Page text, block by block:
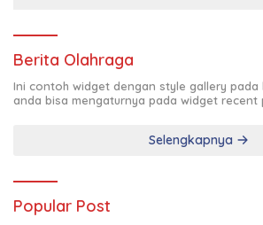
Berita Olahraga
Ini contoh widget dengan style gallery pada
anda bisa mengaturnya pada widget recent
Selengkapnya
Popular Post